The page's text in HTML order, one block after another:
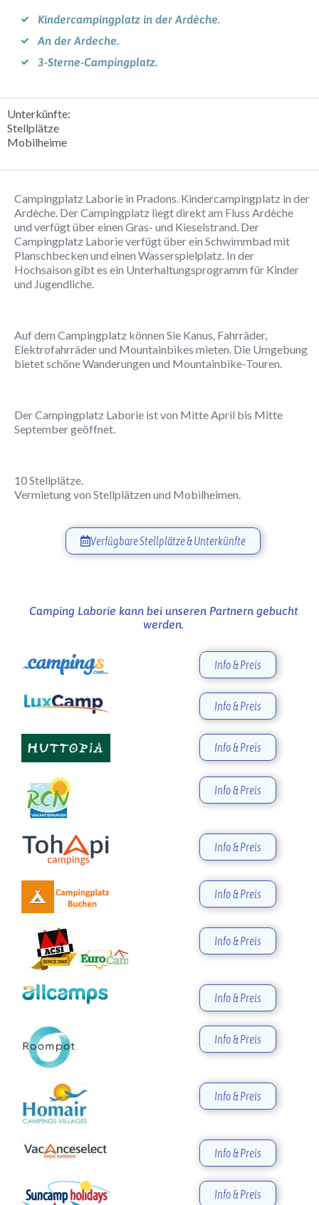
Kindercampingplatz in der Ardèche.
An der Ardeche.
3-Sterne-Campingplatz.
Unterkünfte:
Stellplätze
Mobilheime
Campingplatz Laborie in Pradons. Kindercampingplatz in der
Ardèche. Der Campingplatz liegt direkt am Fluss Ardèche
und verfügt über einen Gras- und Kieselstrand. Der
Campingplatz Laborie verfügt über ein Schwimmbad mit
Planschbecken und einen Wasserspielplatz. In der
Hochsaison gibt es ein Unterhaltungsprogramm für Kinder
und Jugendliche.
Auf dem Campingplatz können Sie Kanus, Fahrräder,
Elektrofahrräder und Mountainbikes mieten. Die Umgebung
bietet schöne Wanderungen und Mountainbike-Touren.
Der Campingplatz Laborie ist von Mitte April bis Mitte
September geöffnet.
10 Stellplätze.
Vermietung von Stellplätzen und Mobilheimen.
Verfügbare Stellplätze & Unterkünfte
Camping Laborie kann bei unseren Partnern gebucht
werden.
Info & Preis
Info & Preis
Info & Preis
Info & Preis
Info & Preis
Info & Preis
Info & Preis
Info & Preis
Info & Preis
Info & Preis
Info & Preis
Info & Preis